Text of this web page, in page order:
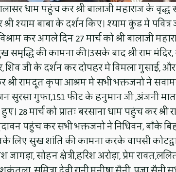
धाम पहुंच कर श्री बालाजी महाराज के वृद्ध
श्याम बाबा के दर्शन किए। श्याम कुंड मे
कर अगले दिन 27 मार्च को श्री बालाजी
की कामना की।उसके बाद श्री राम मंदिर,
शिव जी के दर्शन कर दोपहर मे विमला गुसाई, और
श्री रामदूत कृपा आश्रम मे सभी भक्तजनो ने
सुरसा गुफा,151 फीट के हनुमान जी ,अंजनी
28 मार्च को प्रातः बरसाना धाम पहुंच कर श्री
पहुंच कर सभी भक्तजनो ने निधिवन, बाँके
लिए सुख शांति की कामना करके वापसी
सोहन क्षेत्री,हरिश अरोड़ा, प्रेम